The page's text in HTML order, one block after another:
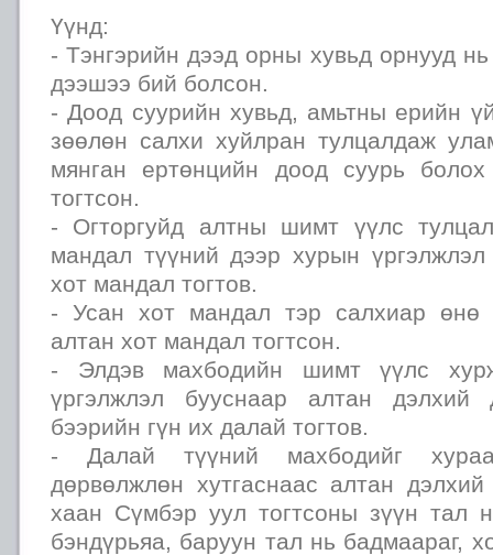
Үүнд:
- Тэнгэрийн дээд орны хувьд орнууд
дээшээ бий болсон.
- Доод суурийн хувьд, амьтны ерийн
зөөлөн салхи хуйлран тулцалдаж
мянган ертөнцийн доод суурь
тогтсон.
- Огторгуйд алтны шимт үүлс
мандал түүний дээр хурын
хот мандал тогтов.
- Усан хот мандал тэр салхиар өнө
алтан хот мандал тогтсон.
- Элдэв махбодийн шимт үүлс
үргэлжлэл бууснаар алтан
бээрийн гүн их далай тогтов.
- Далай түүний махбодийг
дөрвөлжлөн хутгаснаас алтан
хаан Сүмбэр уул тогтсоны зүүн тал
бэндүрьяа, баруун тал нь бадмаараг,